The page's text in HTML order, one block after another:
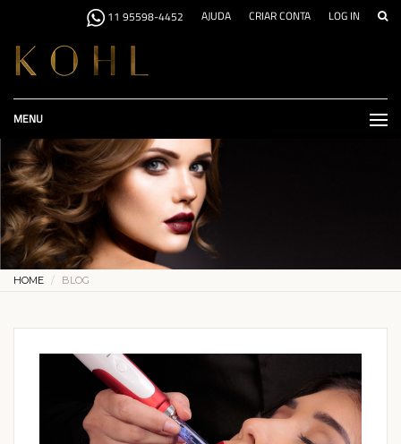
11 95598-4452 AJUDA CRIAR CONTA LOG IN
MENU
HOME BLOG